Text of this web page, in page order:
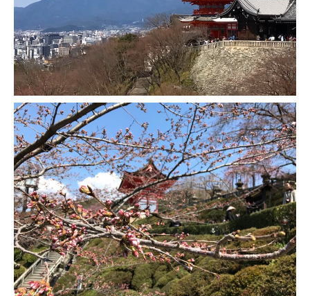
Poitou
Saint-Malo
Savoie
Vendée
Allemagne
Berlin
Munich
Danemark
Copenhague
Portugal